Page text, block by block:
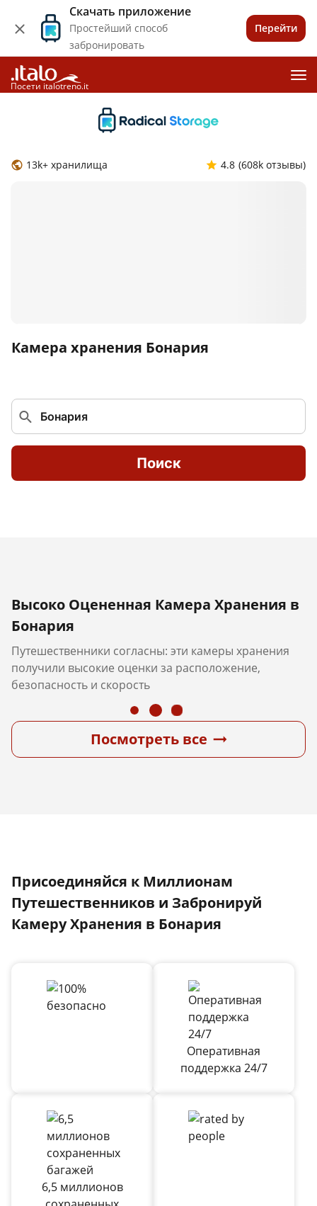
Скачать приложение
Простейший способ
забронировать
Перейти
Посети italotreno.it
13k+ хранилища 4.8 (608k отзывы)
Камера хранения Бонария
Поиск
Высоко Оцененная Камера Хранения в
Бонария
Путешественники согласны: эти камеры хранения
получили высокие оценки за расположение,
безопасность и скорость
Посмотреть все
Присоединяйся к Миллионам
Путешественников и Забронируй
Камеру Хранения в Бонария
Оперативная
поддержка 24/7
6,5 миллионов